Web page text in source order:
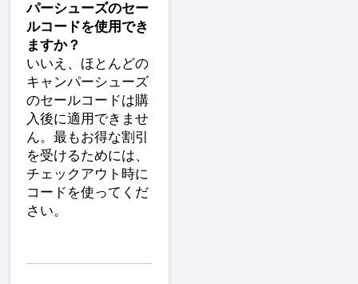
パーシューズのセー
ルコードを使用でき
ますか？
いいえ、ほとんどの
キャンパーシューズ
のセールコードは購
入後に適用できませ
ん。最もお得な割引
を受けるためには、
チェックアウト時に
コードを使ってくだ
さい。